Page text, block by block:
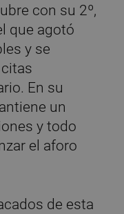
con su 2º,
que agotó
y se
En su
un
y todo
el aforo
de esta